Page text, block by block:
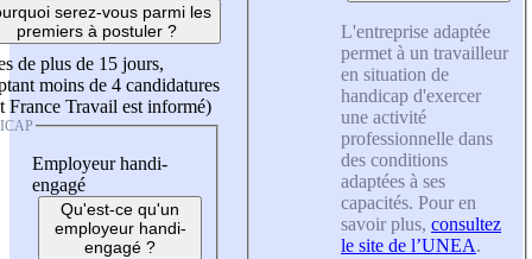
serez-vous parmi les
premiers à postuler ?
de plus de 15 jours,
moins de 4 candidatures
France Travail est informé)
Employeur handi-
engagé
Qu'est-ce qu'un
employeur handi-
engagé ?
L'entreprise adaptée
permet à un travailleur
en situation de
handicap d'exercer
une activité
professionnelle dans
des conditions
adaptées à ses
capacités. Pour en
savoir plus, consultez
le site de l’UNEA.